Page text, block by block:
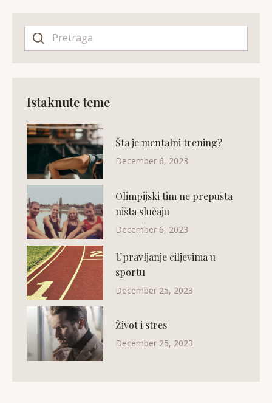
Istaknute teme
Šta je mentalni trening?
December 6, 2023
Olimpijski tim ne prepušta
ništa slučaju
December 6, 2023
Upravljanje ciljevima u
sportu
December 25, 2023
Život i stres
December 25, 2023